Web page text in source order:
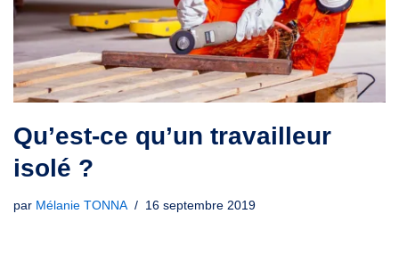
Qu’est-ce qu’un travailleur
isolé ?
par Mélanie TONNA 16 septembre 2019